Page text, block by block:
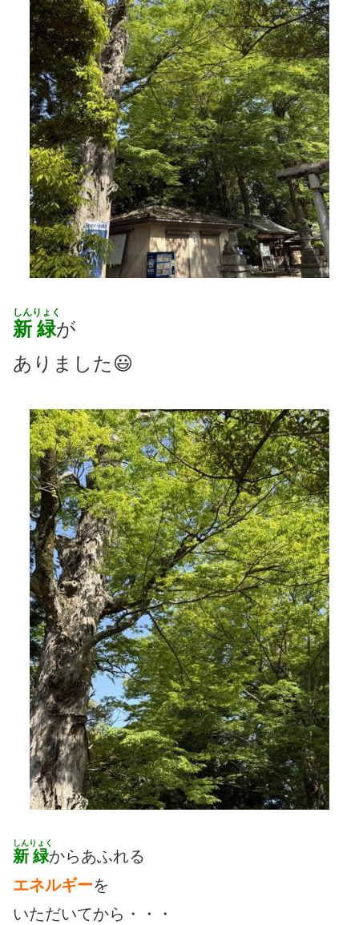
新
しん
緑
りょく
が
ありました😃
新
しん
緑
りょく
からあふれる
エネルギーを
いただいてから・・・